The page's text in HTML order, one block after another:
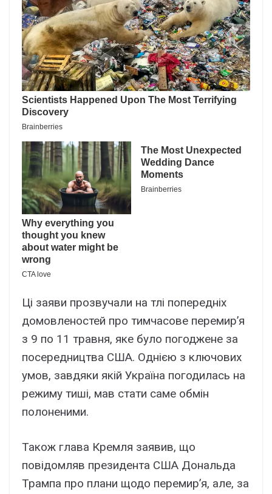
Ці заяви прозвучали на тлі попередніх
домовленостей про тимчасове перемир’я
з 9 по 11 травня, яке було погоджене за
посередництва США. Однією з ключових
умов, завдяки якій Україна погодилась на
режиму тиші, мав стати саме обмін
полоненими.
Також глава Кремля заявив, що
повідомляв президента США Дональда
Трампа про плани щодо перемир’я, але, за